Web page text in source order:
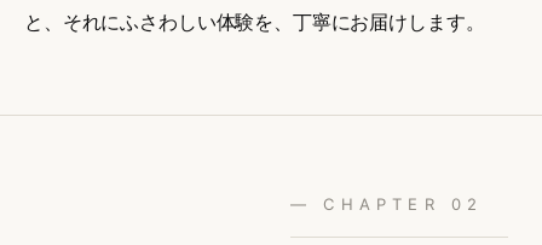
と、それにふさわしい体験を、丁寧にお届けします。
— CHAPTER 02